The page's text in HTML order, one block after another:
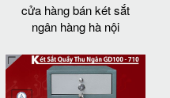
cửa hàng bán két sắt
ngân hàng hà nội